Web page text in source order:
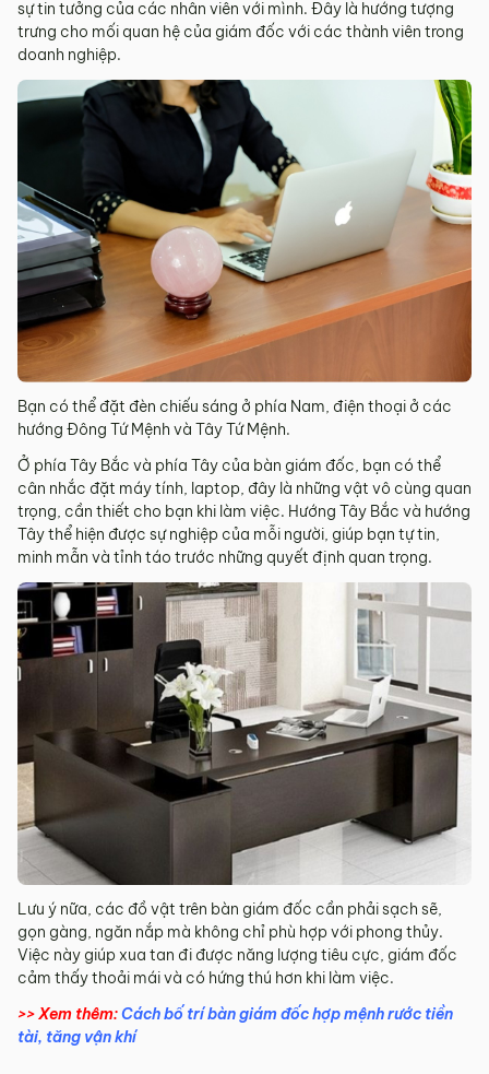
sự tin tưởng của các nhân viên với mình. Đây là hướng tượng
trưng cho mối quan hệ của giám đốc với các thành viên trong
doanh nghiệp.
Bạn có thể đặt đèn chiếu sáng ở phía Nam, điện thoại ở các
hướng Đông Tứ Mệnh và Tây Tứ Mệnh.
Ở phía Tây Bắc và phía Tây của bàn giám đốc, bạn có thể
cân nhắc đặt máy tính, laptop, đây là những vật vô cùng quan
trọng, cần thiết cho bạn khi làm việc. Hướng Tây Bắc và hướng
Tây thể hiện được sự nghiệp của mỗi người, giúp bạn tự tin,
minh mẫn và tỉnh táo trước những quyết định quan trọng.
Lưu ý nữa, các đồ vật trên bàn giám đốc cần phải sạch sẽ,
gọn gàng, ngăn nắp mà không chỉ phù hợp với phong thủy.
Việc này giúp xua tan đi được năng lượng tiêu cực, giám đốc
cảm thấy thoải mái và có hứng thú hơn khi làm việc.
>> Xem thêm:Cách bố trí bàn giám đốc hợp mệnh rước tiền
tài, tăng vận khí